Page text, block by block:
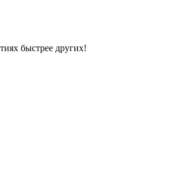
быстрее других!